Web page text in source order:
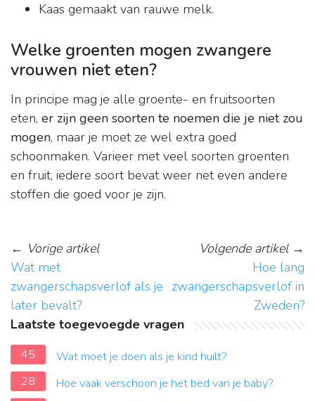
Kaas gemaakt van rauwe melk.
Welke groenten mogen zwangere
vrouwen niet eten?
In principe mag je alle groente- en fruitsoorten
eten, er zijn geen soorten te noemen die je niet zou
mogen, maar je moet ze wel extra goed
schoonmaken. Varieer met veel soorten groenten
en fruit, iedere soort bevat weer net even andere
stoffen die goed voor je zijn.
← Vorige artikel
Wat met
zwangerschapsverlof als je
later bevalt?
Volgende artikel→
Hoe lang
zwangerschapsverlof in
Zweden?
Laatste toegevoegde vragen
45
Wat moet je doen als je kind huilt?
28
Hoe vaak verschoon je het bed van je baby?